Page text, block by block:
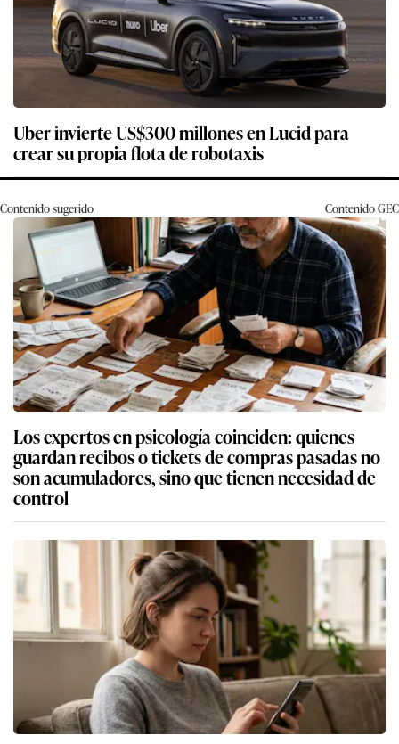
Uber invierte US$300 millones en Lucid para
crear su propia flota de robotaxis
Contenido sugerido ContenidoGEC
Los expertos en psicología coinciden: quienes
guardan recibos o tickets de compras pasadas no
son acumuladores, sino que tienen necesidad de
control